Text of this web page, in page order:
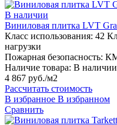
В наличии
Виниловая плитка LVT
Класс использования: 42
нагрузки
Пожарная безопасность:
Наличие товара: В наличии
4 867 руб./м2
Рассчитать стоимость
В избранное В избранном
Сравнить